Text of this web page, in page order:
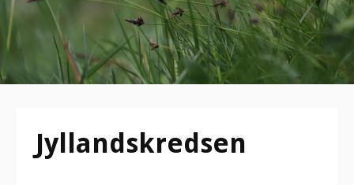
Jyllandskredsen